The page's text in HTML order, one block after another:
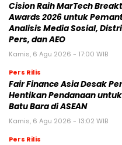
Cision Raih MarTech
Awards 2026 untuk
Analisis Media Sosial,
Pers, dan AEO
Kamis, 6 Agu 2026 - 17:00 WIB
Pers Rilis
Fair Finance Asia Desak
Hentikan Pendanaan
Batu Bara di ASEAN
Kamis, 6 Agu 2026 - 13:02 WIB
Pers Rilis